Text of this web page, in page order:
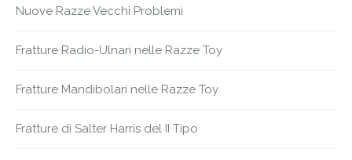
Nuove Razze Vecchi Problemi
Fratture Radio-Ulnari nelle Razze Toy
Fratture Mandibolari nelle Razze Toy
Fratture di Salter Harris del II Tipo